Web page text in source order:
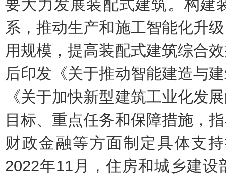
要大力发展装配式建筑。构建
系，推动生产和施工智能化升
用规模，提高装配式建筑综合
后印发《关于推动智能建造与
《关于加快新型建筑工业化发
目标、重点任务和保障措施，
财政金融等方面制定具体支
2022年11月，住房和城乡建